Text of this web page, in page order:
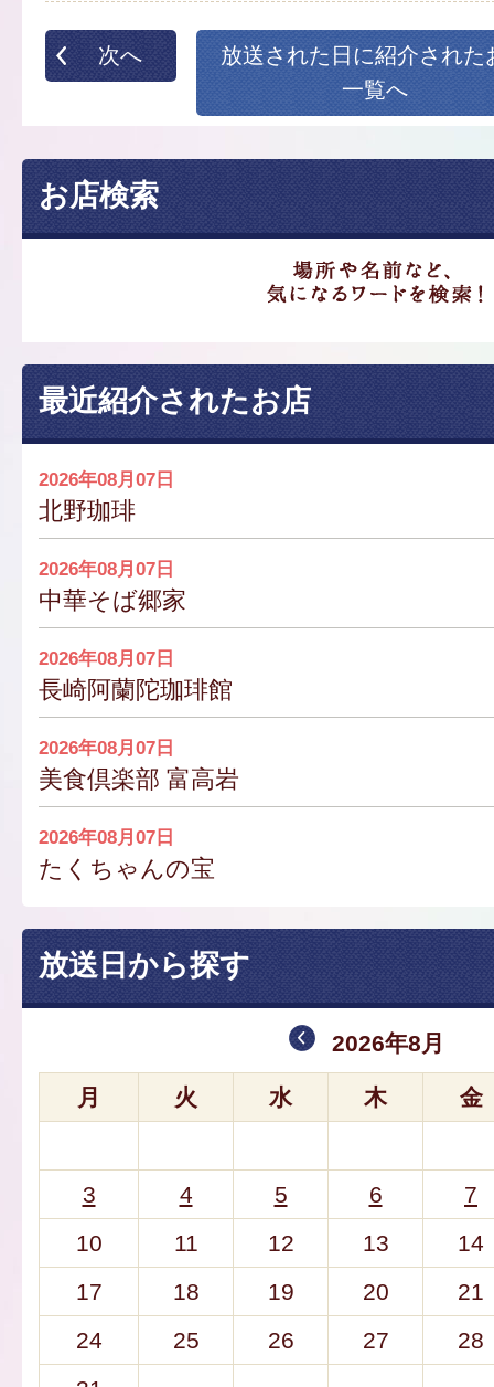
次へ
放送された日に紹介された
一覧へ
お店検索
最近紹介されたお店
2026年08月07日
北野珈琲
2026年08月07日
中華そば郷家
2026年08月07日
長崎阿蘭陀珈琲館
2026年08月07日
美食倶楽部 富高岩
2026年08月07日
たくちゃんの宝
放送日から探す
2026年8月
月 火 水 木 金
3 4 5 6
7
10
11 12 13
14
17
18 19 20
21
24
25 26 27
28